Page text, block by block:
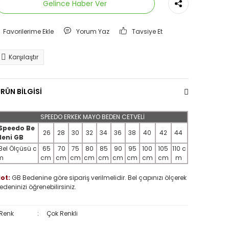
Gelince Haber Ver
Yorum Yaz Tavsiye Et
Karşılaştır
BİLGİSİ
SPEEDO ERKEK MAYO BEDEN CETVELİ
Be
GB
26 28 30 32 34 36 38 40 42
44
Ölçüsü c
65
cm
70
cm
75
cm
80
cm
85
cm
90
cm
95
cm
100
cm
105
cm
110 c
m
GB Bedenine göre sipariş verilmelidir. Bel çapınızı ölçerek
öğrenebilirsiniz.
: Çok Renkli